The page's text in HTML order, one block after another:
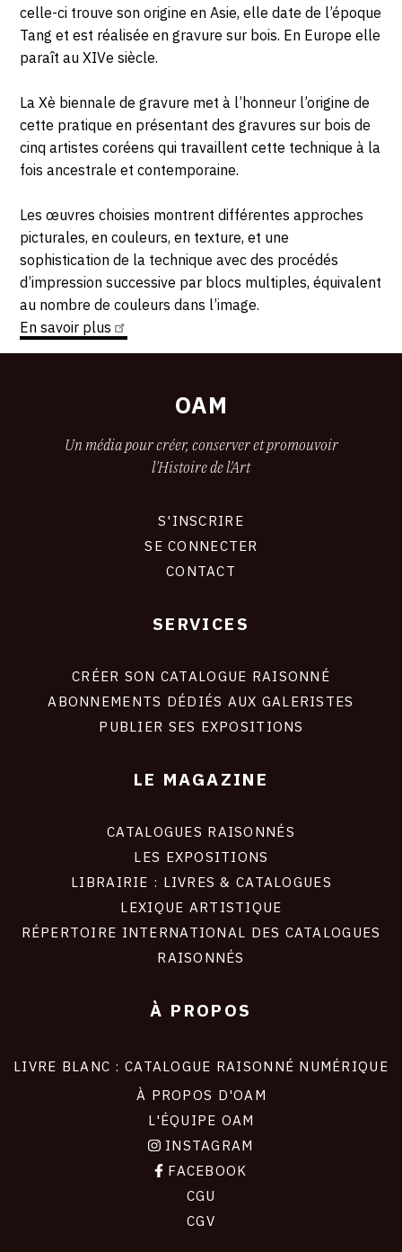
celle-ci trouve son origine en Asie, elle date de l’époque
Tang et est réalisée en gravure sur bois. En Europe elle
paraît au XIVe siècle.
La Xè biennale de gravure met à l’honneur l’origine de
cette pratique en présentant des gravures sur bois de
cinq artistes coréens qui travaillent cette technique à la
fois ancestrale et contemporaine.
Les œuvres choisies montrent différentes approches
picturales, en couleurs, en texture, et une
sophistication de la technique avec des procédés
d’impression successive par blocs multiples, équivalent
au nombre de couleurs dans l’image.
En savoir plus
OAM
Un média pour créer, conserver et promouvoir
l'Histoire de l'Art
S'INSCRIRE
SE CONNECTER
CONTACT
SERVICES
CRÉER SON CATALOGUE RAISONNÉ
ABONNEMENTS DÉDIÉS AUX GALERISTES
PUBLIER SES EXPOSITIONS
LE MAGAZINE
CATALOGUES RAISONNÉS
LES EXPOSITIONS
LIBRAIRIE : LIVRES & CATALOGUES
LEXIQUE ARTISTIQUE
RÉPERTOIRE INTERNATIONAL DES CATALOGUES
RAISONNÉS
À PROPOS
LIVRE BLANC : CATALOGUE RAISONNÉ NUMÉRIQUE
À PROPOS D'OAM
L'ÉQUIPE OAM
INSTAGRAM
FACEBOOK
CGU
CGV